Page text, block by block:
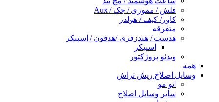
فلش / مموری / جک / Aux
کاور/ کیف / هولدر
متفرقه
هدست / هندزفری /هدفون / اسپیکر
اسپیکر
ویدئو پروژکتور
همه
وسایل اصلاح ریش تراش
اتو مو
سایر وسایل اصلاح